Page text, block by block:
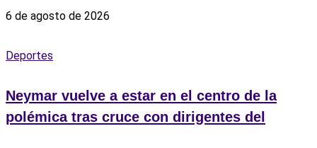
6 de agosto de 2026
Deportes
Neymar vuelve a estar en el centro de la
polémica tras cruce con dirigentes del